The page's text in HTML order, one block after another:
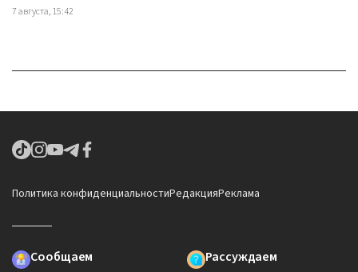
7 августа, 15:42
Политика конфиденциальностиРедакцияРеклама
Сообщаем
Рассуждаем